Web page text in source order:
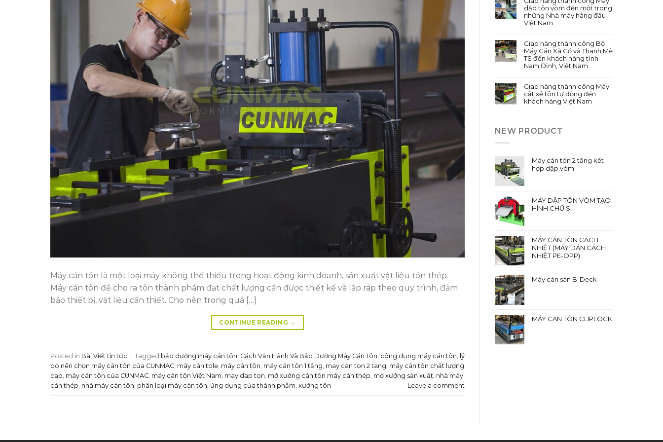
Máy cán tôn là một loại máy không thể thiếu trong hoạt động kinh doanh, sản xuất vật liệu tôn thép.
Máy cán tôn để cho ra tôn thành phẩm đạt chất lượng cần được thiết kế và lắp ráp theo quy trình, đảm
bảo thiết bị, vật liệu cần thiết. Cho nên trong quá […]
CONTINUE READING →
Posted in Bài Viết tin tức Tagged bảo dưỡng máy cán tôn, Cách Vận Hành Và Bảo Dưỡng Máy Cán Tôn, công dụng máy cán tôn, lý
do nên chọn máy cán tôn của CUNMAC, máy cán tole, máy cán tôn, máy cán tôn 1 tầng, may can ton 2 tang, máy cán tôn chất lượng
cao, máy cán tôn của CUNMAC, máy cán tôn Việt Nam, may dap ton, mở xưởng cán tôn máy cán thép, mở xưởng sản xuất, nhà máy
cán thép, nhà máy cán tôn, phân loại máy cán tôn, ứng dụng của thành phẩm, xưởng tôn Leave a comment
dập tôn vòm đến một trong
những Nhà máy hàng đầu
Việt Nam
Giao hàng thành công Bộ
Máy Cán Xà Gồ và Thanh Mè
TS đến khách hàng tỉnh
Nam Định, Việt Nam
Giao hàng thành công Máy
cắt xẻ tôn tự động đến
khách hàng Việt Nam
NEW PRODUCT
Máy cán tôn 2 tầng kết
hợp dập vòm
MÁY DẬP TÔN VÒM TẠO
HÌNH CHỮ S
MÁY CÁN TÔN CÁCH
NHIỆT (MÁY DÁN CÁCH
NHIỆT PE-OPP)
Máy cán sàn B-Deck
MÁY CAN TÔN CLIPLOCK